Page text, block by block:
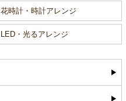
花時計・時計アレンジ
LED・光るアレンジ